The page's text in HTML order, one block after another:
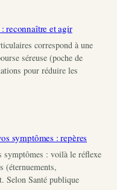
reconnaître et agir
correspond à une
séreuse (poche de
pour réduire les
symptômes : repères
symptômes : voilà le réflexe
(éternuements,
Selon Santé publique